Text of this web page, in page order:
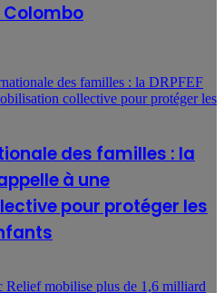
Colombo
des familles : la
à une
pour protéger les